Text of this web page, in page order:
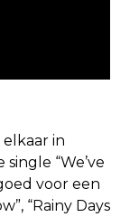
elkaar in
“We’ve
voor een
“Rainy Days